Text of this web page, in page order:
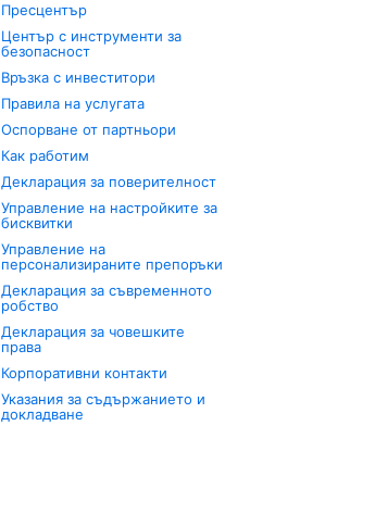
Пресцентър
Център с инструменти за
безопасност
Връзка с инвеститори
Правила на услугата
Оспорване от партньори
Как работим
Декларация за поверителност
Управление на настройките за
бисквитки
Управление на
персонализираните препоръки
Декларация за съвременното
робство
Декларация за човешките
права
Корпоративни контакти
Указания за съдържанието и
докладване